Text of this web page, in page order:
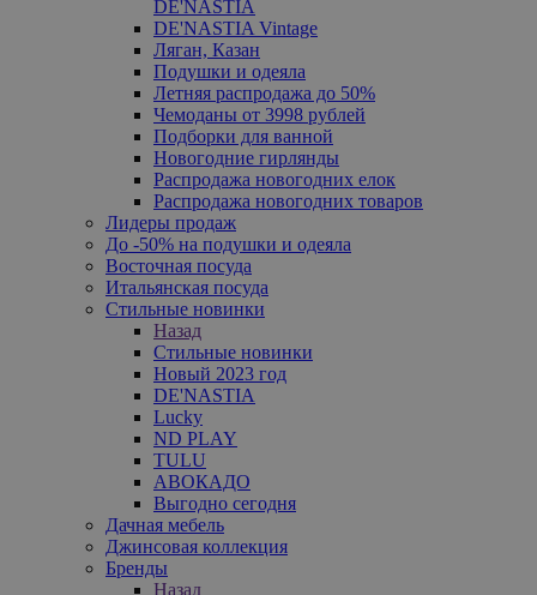
DE'NASTIA
DE'NASTIA Vintage
Ляган, Казан
Подушки и одеяла
Летняя распродажа до 50%
Чемоданы от 3998 рублей
Подборки для ванной
Новогодние гирлянды
Распродажа новогодних елок
Распродажа новогодних товаров
Лидеры продаж
До -50% на подушки и одеяла
Восточная посуда
Итальянская посуда
Стильные новинки
Назад
Стильные новинки
Новый 2023 год
DE'NASTIA
Lucky
ND PLAY
TULU
АВОКАДО
Выгодно сегодня
Дачная мебель
Джинсовая коллекция
Бренды
Назад